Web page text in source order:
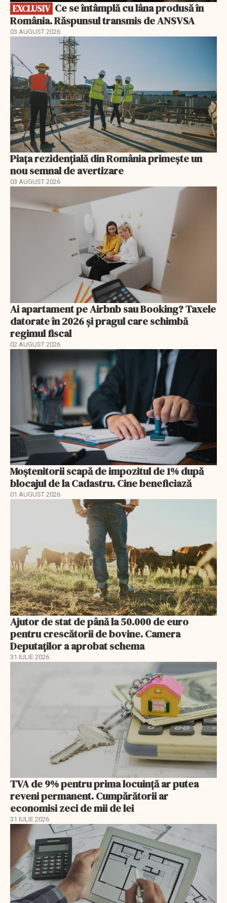
EXCLUSIV
România. Răspunsul transmis de ANSVSA
03 AUGUST 2026
Piața rezidențială din România primește un
nou semnal de avertizare
03 AUGUST 2026
Ai apartament pe Airbnb sau Booking? Taxele
datorate în 2026 și pragul care schimbă
regimul fiscal
02 AUGUST 2026
Moștenitorii scapă de impozitul de 1% după
blocajul de la Cadastru. Cine beneficiază
01 AUGUST 2026
Ajutor de stat de până la 50.000 de euro
pentru crescătorii de bovine. Camera
Deputaților a aprobat schema
31 IULIE 2026
TVA de 9% pentru prima locuință ar putea
reveni permanent. Cumpărătorii ar
economisi zeci de mii de lei
31 IULIE 2026